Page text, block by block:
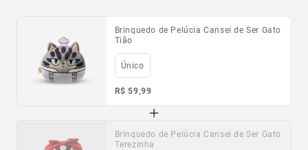
Brinquedo de Pelúcia Cansei de Ser Gato
Tião
Único
R$ 59,99
Brinquedo de Pelúcia Cansei de Ser Gato
Terezinha